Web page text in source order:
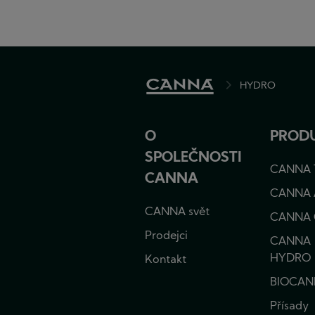
ale
ven
Výhodou
systémů
je,
dostávají
v
dávce
HYDRO
O
SPOLEČNOSTI
CANNA
CANNA svět
Prodejci
Kontakt
CANNA
CANNA
CANNA
CANNA
HYDRO
Přísady